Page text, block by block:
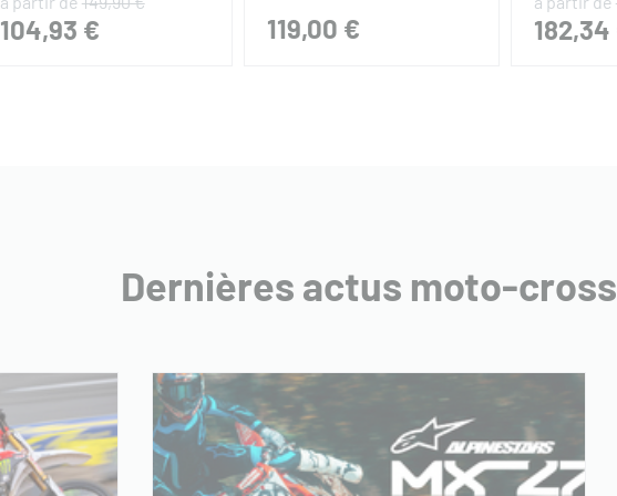
104,93 € 119,00 € 182,34
Dernières actus moto-cross